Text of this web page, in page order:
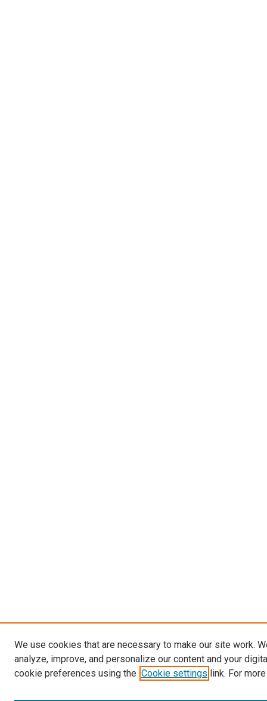
We use cookies that are necessary to make our site work.
analyze, improve, and personalize our content and your
cookie preferences using the Cookie settings link. For